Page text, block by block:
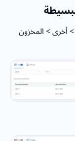
أخرى > المخزون